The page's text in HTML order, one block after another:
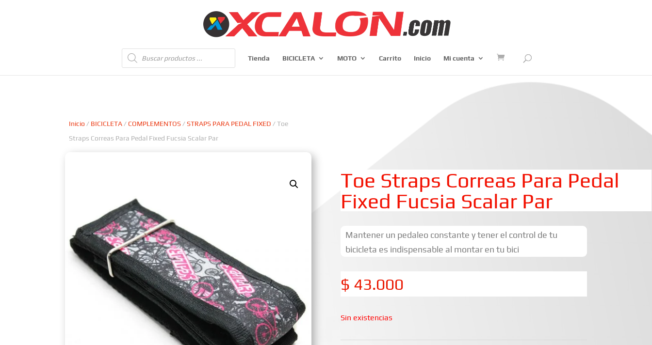
Búsqueda
de
productos
Tienda BICICLETA MOTO Carrito Inicio Mi cuenta
Inicio / BICICLETA/COMPLEMENTOS/STRAPS PARA PEDAL FIXED / Toe
Straps Correas Para Pedal Fixed Fucsia Scalar Par
Toe Straps Correas Para Pedal
Fixed Fucsia Scalar Par
Mantener un pedaleo constante y tener el control de tu
bicicleta es indispensable al montar en tu bici
$ 43.000
Sin existencias